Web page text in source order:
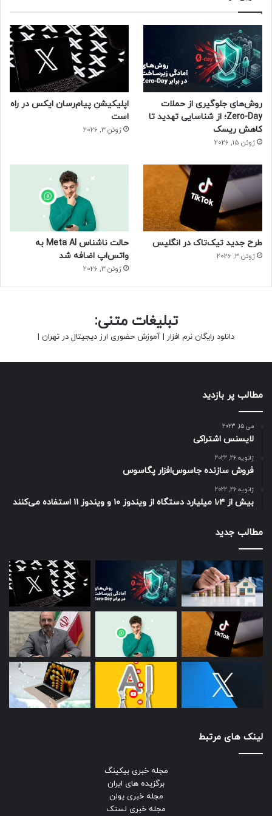
حتما بخوانید :
همزمان با ۱۹ سالگی ایرانسل: بابل نخستین
«شهر تمام 5G» ایران شد
پروژه سوآپ فیبر نوری
روش‌های جلوگیری از حملات
Zero-Day؛ از شناسایی تهدید تا
کاهش ریسک
ژوئن 15, 2026
اپلیکیشن پیام‌رسان ایکس در راه
است
ژوئن 3, 2026
طرح جدید تیک‌تاک در انگلیس
ژوئن 3, 2026
حالت ناشناس Meta AI به
واتس‌اپ اضافه شد
ژوئن 3, 2026
تبلیغات متنی:
دانلود رایگان نرم افزار | آموزش حضوری ارز دیجیتال در تهران |
مطالب پر بازدید
می 15, 2023
لایسنس اشتراکی
ژانویه 26, 2022
فروش سازنده جاسوس‌افزار پگاسوس
ژانویه 26, 2022
بیش از ۱٫۴ میلیارد دستگاه از ویندوز ۱۰ و ویندوز ۱۱ استفاده می‌کنند
مطالب جدید
لینک های مرتبط
مجله خبری بیکینگ
برگزیده های ایران
مجله خبری یولن
مجله خبری لستک